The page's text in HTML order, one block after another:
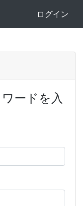
ログイン
ードを入